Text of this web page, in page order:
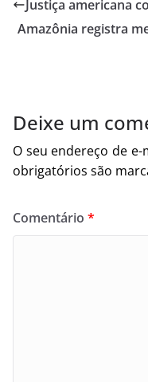
Justiça americana
Amazônia registra
Deixe um
O seu endereço de
obrigatórios são
Comentário *